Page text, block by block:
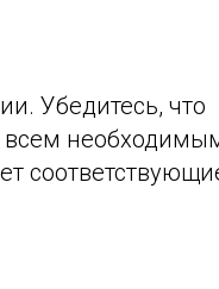
Убедитесь, что
всем